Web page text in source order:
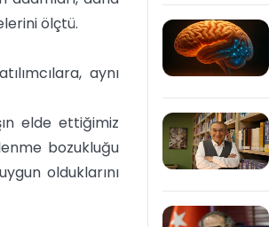
ölçtü.
aynı
elde ettiğimiz
bozukluğu
olduklarını